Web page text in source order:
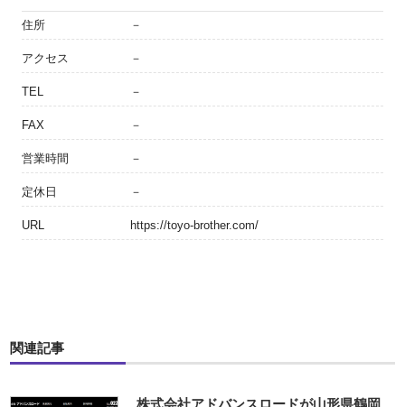
住所 －
アクセス －
TEL －
FAX －
営業時間 －
定休日 －
URL https://toyo-brother.com/
関連記事
株式会社アドバンスロードが山形県鶴岡